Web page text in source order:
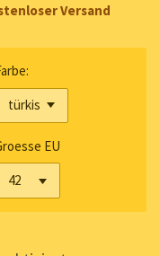
Versand
EU